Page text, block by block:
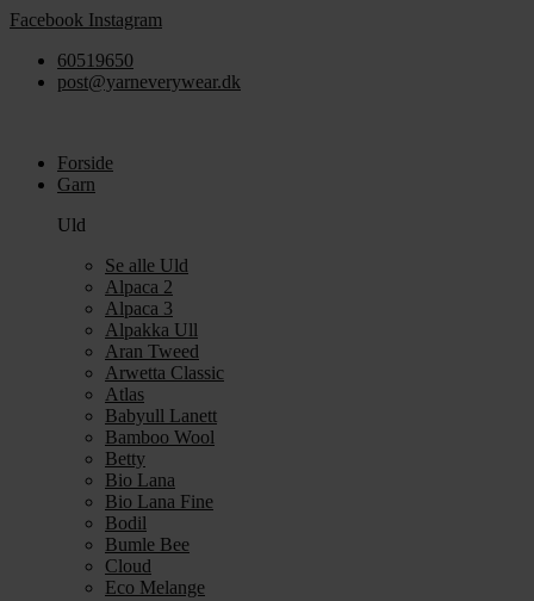
Videre
indhold
Facebook Instagram
60519650
post@yarneverywear.dk
Forside
Garn
Uld
Se alle Uld
Alpaca 2
Alpaca 3
Alpakka Ull
Aran Tweed
Arwetta Classic
Atlas
Babyull Lanett
Bamboo Wool
Betty
Bio Lana
Bio Lana Fine
Bodil
Bumle Bee
Cloud
Eco Melange